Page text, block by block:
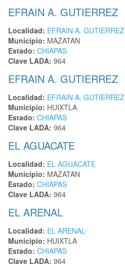
EFRAIN A. GUTIERREZ
Localidad: EFRAIN A. GUTIERREZ
Municipio: MAZATAN
Estado: CHIAPAS
Clave LADA: 964
EFRAIN A. GUTIERREZ
Localidad: EFRAIN A. GUTIERREZ
Municipio: HUIXTLA
Estado: CHIAPAS
Clave LADA: 964
EL AGUACATE
Localidad: EL AGUACATE
Municipio: MAZATAN
Estado: CHIAPAS
Clave LADA: 964
EL ARENAL
Localidad: EL ARENAL
Municipio: HUIXTLA
Estado: CHIAPAS
Clave LADA: 964